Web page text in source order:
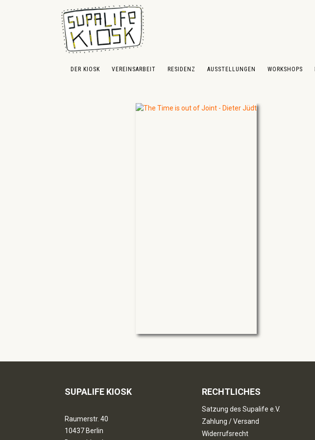
Hauptinhalt springen
Zur Suche springen
Zur Hauptnavigation springen
DER KIOSK VEREINSARBEIT RESIDENZ AUSSTELLUNGEN WORKSHOPS
SUPALIFE KIOSK
Raumerstr. 40
10437 Berlin
RECHTLICHES
Satzung des Supalife e.V.
Zahlung / Versand
Widerrufsrecht